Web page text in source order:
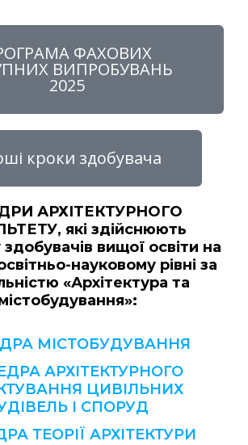
ФАХОВИХ
ВИПРОБУВАНЬ
2025
кроки здобувача
АРХІТЕКТУРНОГО
які здійснюють
здобувачів вищої освіти на
науковому рівні за
«Архітектура та
МІСТОБУДУВАННЯ
АРХІТЕКТУРНОГО
ЦИВІЛЬНИХ
І СПОРУД
ТЕОРІЇ АРХІТЕКТУРИ